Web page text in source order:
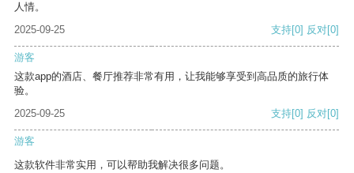
人情。
2025-09-25
支持[0] 反对[0]
游客
这款app的酒店、餐厅推荐非常有用，让我能够享受到高品质的旅行体
验。
2025-09-25
支持[0] 反对[0]
游客
这款软件非常实用，可以帮助我解决很多问题。